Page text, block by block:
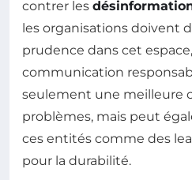
contrer les
les organisations doivent
prudence dans cet
communication
seulement une meilleure
problèmes, mais peut
ces entités comme des
pour la durabilité.